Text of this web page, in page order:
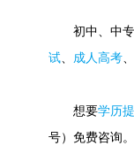
初中、中专
试、 成人高考、
想要学历
号）免费咨询。